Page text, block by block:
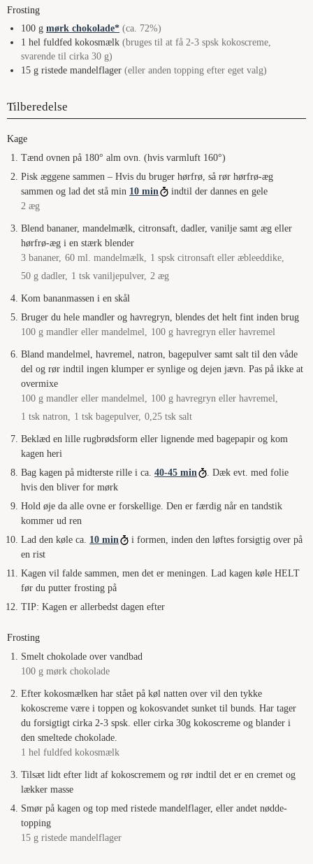
Frosting
100 g mørk chokolade
(ca. 72%)
1 hel fuldfed kokosmælk (bruges til at få 2-3 spsk kokoscreme,
svarende til cirka 30 g)
15 g ristede mandelflager (eller anden topping efter eget valg)
Tilberedelse
Kage
Tænd ovnen på 180° alm ovn. (hvis varmluft 160°)
Pisk æggene sammen – Hvis du bruger hørfrø, så rør hørfrø-æg
sammen og lad det stå min 10 min
indtil der dannes en gele
2 æg
Blend bananer, mandelmælk, citronsaft, dadler, vanilje samt æg eller
hørfrø-æg i en stærk blender
3 bananer, 60 ml. mandelmælk,
1 spsk citronsaft eller æbleeddike,
50 g dadler, 1 tsk vaniljepulver, 2 æg
Kom bananmassen i en skål
Bruger du hele mandler og havregryn, blendes det helt fint inden brug
100 g mandler eller mandelmel,
100 g havregryn eller havremel
Bland mandelmel, havremel, natron, bagepulver samt salt til den våde
del og rør indtil ingen klumper er synlige og dejen jævn. Pas på ikke at
overmixe
100 g mandler eller mandelmel,
100 g havregryn eller havremel,
1 tsk natron,
1 tsk bagepulver, 0,25 tsk salt
Beklæd en lille rugbrødsform eller lignende med bagepapir og kom
kagen heri
Bag kagen på midterste rille i ca. 40-45 min
. Dæk evt. med folie
hvis den bliver for mørk
Hold øje da alle ovne er forskellige. Den er færdig når en tandstik
kommer ud ren
Lad den køle ca. 10 min
i formen, inden den løftes forsigtig over på
en rist
Kagen vil falde sammen, men det er meningen. Lad kagen køle HELT
før du putter frosting på
TIP: Kagen er allerbedst dagen efter
Frosting
Smelt chokolade over vandbad
100 g mørk chokolade
Efter kokosmælken har stået på køl natten over vil den tykke
kokoscreme være i toppen og kokosvandet sunket til bunds. Har tager
du forsigtigt cirka 2-3 spsk. eller cirka 30g kokoscreme og blander i
den smeltede chokolade.
1 hel fuldfed kokosmælk
Tilsæt lidt efter lidt af kokoscremem og rør indtil det er en cremet og
lækker masse
Smør på kagen og top med ristede mandelflager, eller andet nødde-
topping
15 g ristede mandelflager